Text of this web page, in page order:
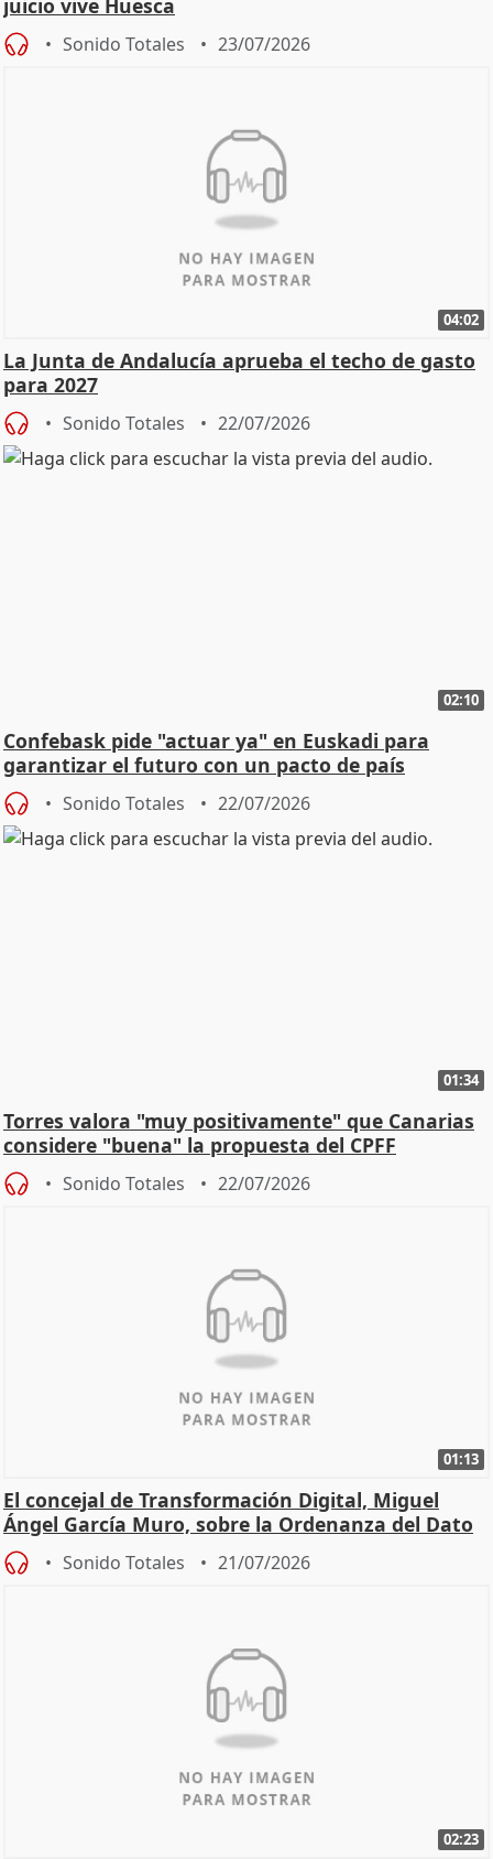
Sonido Totales 23/07/2026
04:02
La Junta de Andalucía aprueba el techo de gasto
para 2027
Sonido Totales 22/07/2026
02:10
Confebask pide "actuar ya" en Euskadi para
garantizar el futuro con un pacto de país
Sonido Totales 22/07/2026
01:34
Torres valora "muy positivamente" que Canarias
considere "buena" la propuesta del CPFF
Sonido Totales 22/07/2026
01:13
El concejal de Transformación Digital, Miguel
Ángel García Muro, sobre la Ordenanza del Dato
Sonido Totales 21/07/2026
02:23